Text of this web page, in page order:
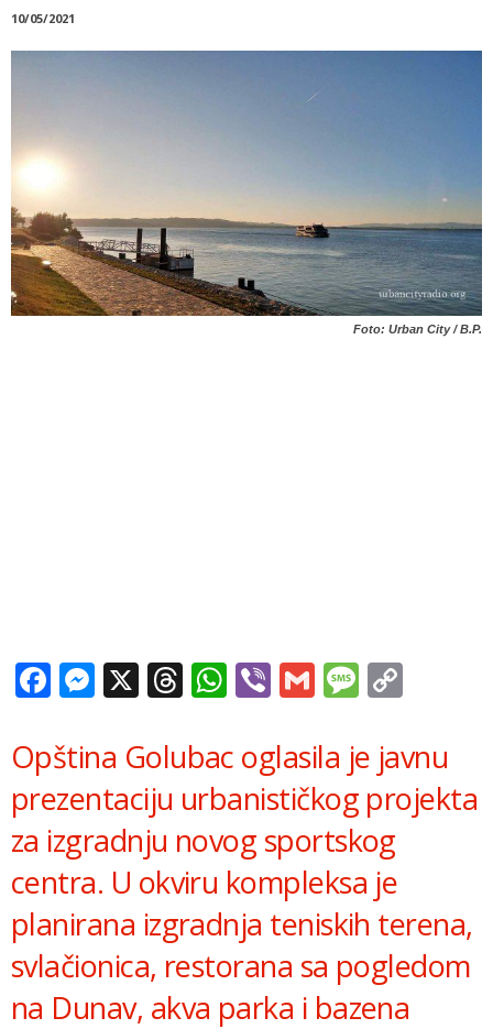
10/05/2021
Foto: Urban City / B.P.
Facebook
Messenger
X Threads
WhatsApp
ViberGmail
Opština Golubac oglasila je javnu
prezentaciju urbanističkog projekta
za izgradnju novog sportskog
centra. U okviru kompleksa je
planirana izgradnja teniskih terena,
svlačionica, restorana sa pogledom
na Dunav, akva parka i bazena